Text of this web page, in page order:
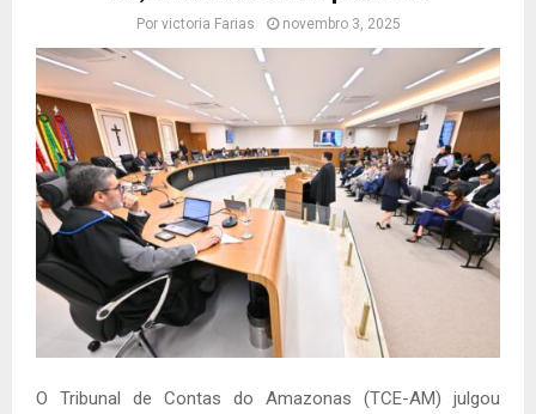
Por victoria Farias novembro 3, 2025
O Tribunal de Contas do Amazonas (TCE-AM) julgou